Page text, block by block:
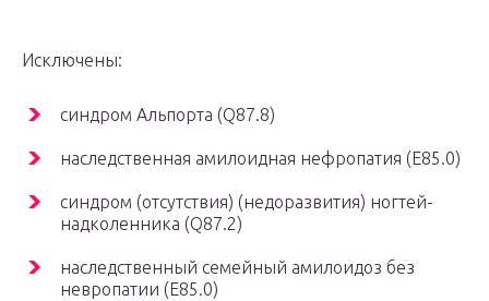
Исключены:
синдром Альпорта (Q87.8)
наследственная амилоидная нефропатия (E85.0)
синдром (отсутствия) (недоразвития) ногтей-
надколенника (Q87.2)
наследственный семейный амилоидоз без
невропатии (E85.0)